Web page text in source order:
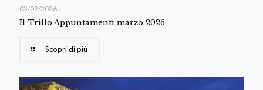
03/02/2026
Il Trillo Appuntamenti marzo 2026
Scopri di più